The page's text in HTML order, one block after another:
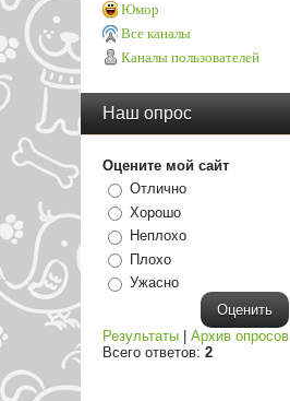
Юмор
Все каналы
Каналы пользователей
Наш опрос
Оцените мой сайт
Отлично
Хорошо
Неплохо
Плохо
Ужасно
Результаты
Архив опросов
Всего ответов: 2